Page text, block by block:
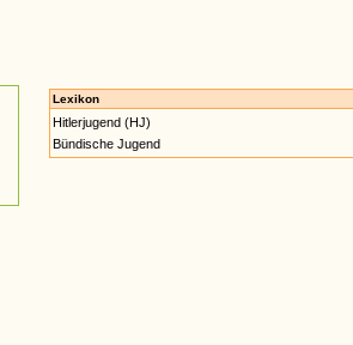
Lexikon
Hitlerjugend (HJ)
Bündische Jugend